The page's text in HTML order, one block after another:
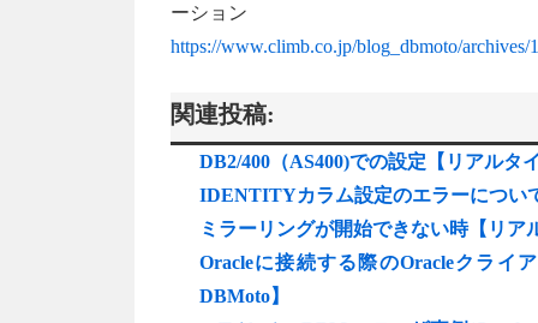
ーション
https://www.climb.co.jp/blog_dbmoto/archives/
関連投稿:
DB2/400（AS400)での設定【リアル
IDENTITYカラム設定のエラーについ
ミラーリングが開始できない時【リ
Oracleに接続する際のOracleクライ
DBMoto】